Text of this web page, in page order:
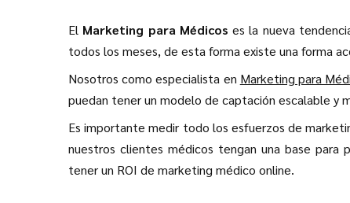
El Marketing para Médicos es la nueva
todos los meses, de esta forma existe una forma
Nosotros como especialista en Marketing para
puedan tener un modelo de captación escalable y
Es importante medir todo los esfuerzos de
nuestros clientes médicos tengan una base para
tener un ROI de marketing médico online.